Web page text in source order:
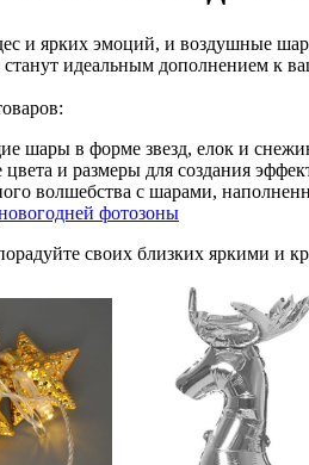
и ярких эмоций, и воздушные
идеальным дополнением к
шары в форме звезд, елок и
цвета и размеры для создания
волшебства с шарами,
фотозоны
своих близких яркими